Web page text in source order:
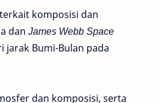
komposisi dan
dan James Webb Space
Bumi-Bulan pada
dan komposisi, serta